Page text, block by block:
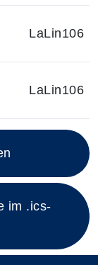
Kurs
LaLin106
LaLin106
im .ics-